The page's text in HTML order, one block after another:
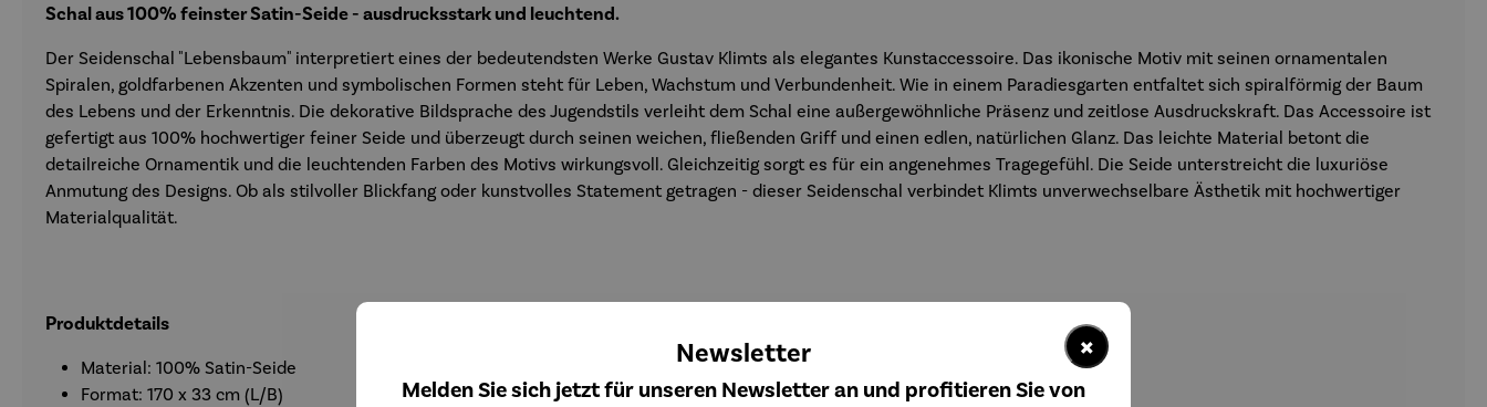
Schal aus 100% feinster Satin-Seide - ausdrucksstark und leuchtend.
Der Seidenschal "Lebensbaum" interpretiert eines der bedeutendsten Werke Gustav Klimts als elegantes Kunstaccessoire. Das ikonische Motiv mit seinen ornamentalen
Spiralen, goldfarbenen Akzenten und symbolischen Formen steht für Leben, Wachstum und Verbundenheit. Wie in einem Paradiesgarten entfaltet sich spiralförmig der Baum
des Lebens und der Erkenntnis. Die dekorative Bildsprache des Jugendstils verleiht dem Schal eine außergewöhnliche Präsenz und zeitlose Ausdruckskraft. Das Accessoire ist
gefertigt aus 100% hochwertiger feiner Seide und überzeugt durch seinen weichen, fließenden Griff und einen edlen, natürlichen Glanz. Das leichte Material betont die
detailreiche Ornamentik und die leuchtenden Farben des Motivs wirkungsvoll. Gleichzeitig sorgt es für ein angenehmes Tragegefühl. Die Seide unterstreicht die luxuriöse
Anmutung des Designs. Ob als stilvoller Blickfang oder kunstvolles Statement getragen - dieser Seidenschal verbindet Klimts unverwechselbare Ästhetik mit hochwertiger
Materialqualität.
Produktdetails
Material: 100% Satin-Seide
Format: 170 x 33 cm (L/B)
×
Newsletter
Melden Sie sich jetzt für unseren Newsletter an und profitieren Sie von